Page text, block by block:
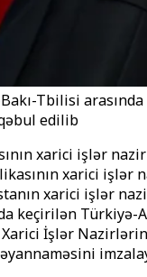
Tbilisi
edilib
xarici işlər
xarici işlər
xarici işlər
keçirilən Türkiyə-
İşlər